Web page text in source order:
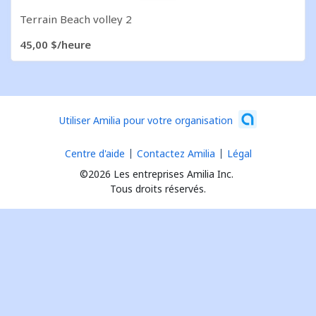
Terrain Beach volley 2
45,00 $/heure
Utiliser Amilia pour votre organisation
©2026 Les entreprises Amilia Inc.
Tous droits réservés.
Centre d'aide Contactez Amilia Légal